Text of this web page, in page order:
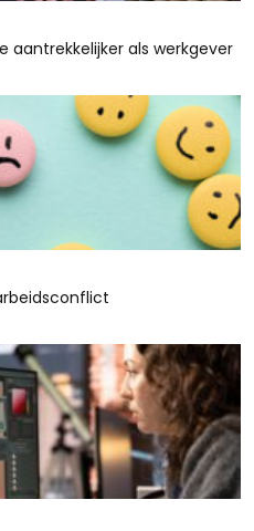
aantrekkelijker als werkgever